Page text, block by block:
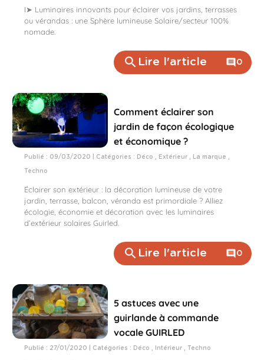
I➤ Luminaires innovants pour éclairer vos jardins, terrasses
ou vérandas : une Sphère lumineuse Solaire/secteur 100%
nomade.
search Lire l'article comment0
Comment éclairer son
jardin de façon écologique
et économique ?
Publié : 09/03/2020 | Catégories : Déco , Extérieur , La marque ,
Techno
Éclairer son extérieur : la décoration lumineuse de votre
jardin, terrasse, balcon, véranda est primordiale ? Alliez
écologie, économie et décoration avec les luminaires
d’extérieur solaires Guirled.
search Lire l'article comment0
5 astuces avec une
guirlande à commande
vocale GUIRLED
Publié : 27/01/2020 | Catégories : Déco , Intérieur , Techno